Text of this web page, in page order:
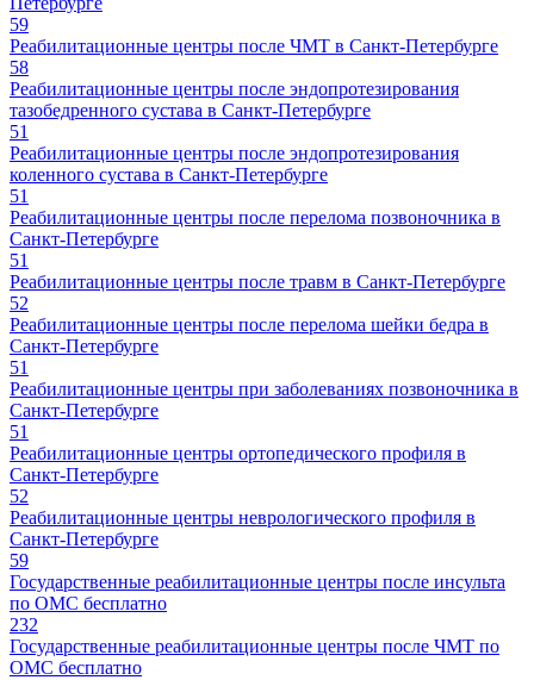
59
Реабилитационные центры после ЧМТ в Санкт-Петербурге
58
Реабилитационные центры после эндопротезирования
тазобедренного сустава в Санкт-Петербурге
51
Реабилитационные центры после эндопротезирования
коленного сустава в Санкт-Петербурге
51
Реабилитационные центры после перелома позвоночника в
Санкт-Петербурге
51
Реабилитационные центры после травм в Санкт-Петербурге
52
Реабилитационные центры после перелома шейки бедра в
Санкт-Петербурге
51
Реабилитационные центры при заболеваниях позвоночника в
Санкт-Петербурге
51
Реабилитационные центры ортопедического профиля в
Санкт-Петербурге
52
Реабилитационные центры неврологического профиля в
Санкт-Петербурге
59
Государственные реабилитационные центры после инсульта
по ОМС бесплатно
232
Государственные реабилитационные центры после ЧМТ по
ОМС бесплатно